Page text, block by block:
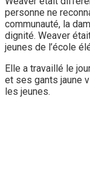
personne ne
communauté, la
dignité. Weaver
jeunes de l’école
Elle a travaillé le
et ses gants jaune
les jeunes.